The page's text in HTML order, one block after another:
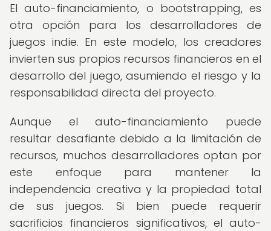
El auto-financiamiento, o bootstrapping, es
otra opción para los desarrolladores de
juegos indie. En este modelo, los creadores
invierten sus propios recursos financieros en el
desarrollo del juego, asumiendo el riesgo y la
responsabilidad directa del proyecto.
Aunque el auto-financiamiento puede
resultar desafiante debido a la limitación de
recursos, muchos desarrolladores optan por
este enfoque para mantener la
independencia creativa y la propiedad total
de sus juegos. Si bien puede requerir
sacrificios financieros significativos, el auto-